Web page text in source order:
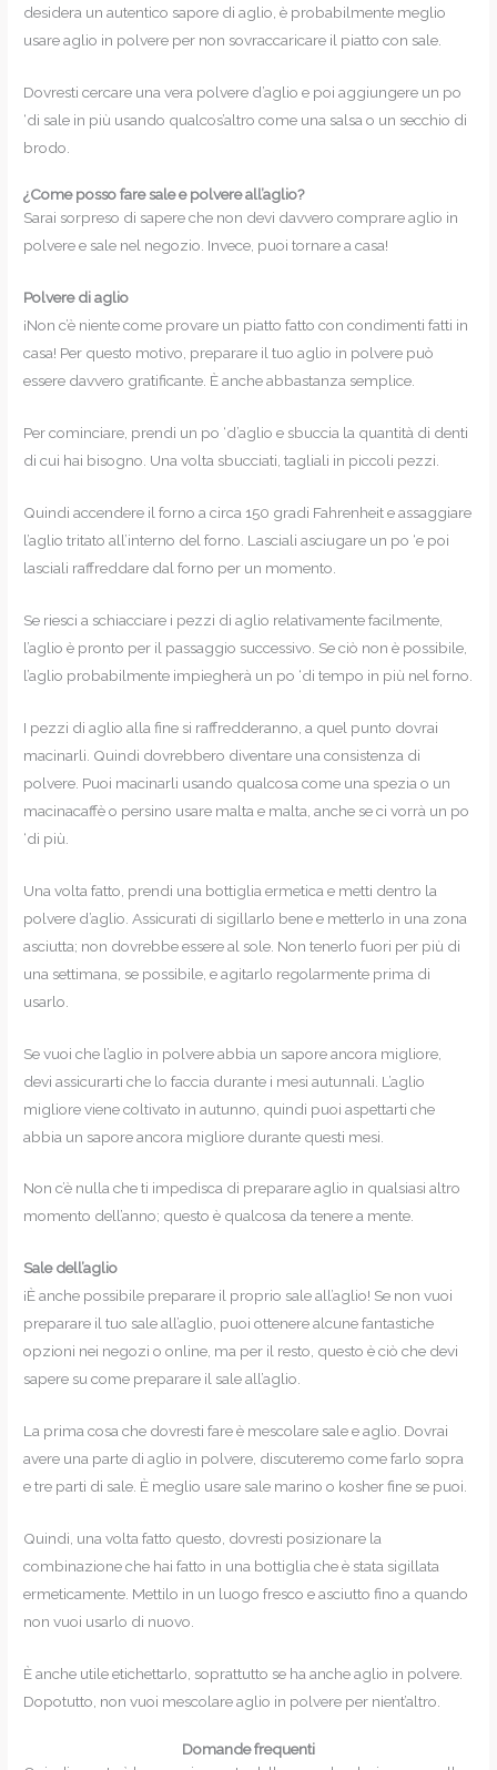
desidera un autentico sapore di aglio, è probabilmente meglio
usare aglio in polvere per non sovraccaricare il piatto con sale.
Dovresti cercare una vera polvere d’aglio e poi aggiungere un po
‘di sale in più usando qualcos’altro come una salsa o un secchio di
brodo.
¿Come posso fare sale e polvere all’aglio?
Sarai sorpreso di sapere che non devi davvero comprare aglio in
polvere e sale nel negozio. Invece, puoi tornare a casa!
Polvere di aglio
¡Non c’è niente come provare un piatto fatto con condimenti fatti in
casa! Per questo motivo, preparare il tuo aglio in polvere può
essere davvero gratificante. È anche abbastanza semplice.
Per cominciare, prendi un po ‘d’aglio e sbuccia la quantità di denti
di cui hai bisogno. Una volta sbucciati, tagliali in piccoli pezzi.
Quindi accendere il forno a circa 150 gradi Fahrenheit e assaggiare
l’aglio tritato all’interno del forno. Lasciali asciugare un po ‘e poi
lasciali raffreddare dal forno per un momento.
Se riesci a schiacciare i pezzi di aglio relativamente facilmente,
l’aglio è pronto per il passaggio successivo. Se ciò non è possibile,
l’aglio probabilmente impiegherà un po ‘di tempo in più nel forno.
I pezzi di aglio alla fine si raffredderanno, a quel punto dovrai
macinarli. Quindi dovrebbero diventare una consistenza di
polvere. Puoi macinarli usando qualcosa come una spezia o un
macinacaffè o persino usare malta e malta, anche se ci vorrà un po
‘di più.
Una volta fatto, prendi una bottiglia ermetica e metti dentro la
polvere d’aglio. Assicurati di sigillarlo bene e metterlo in una zona
asciutta; non dovrebbe essere al sole. Non tenerlo fuori per più di
una settimana, se possibile, e agitarlo regolarmente prima di
usarlo.
Se vuoi che l’aglio in polvere abbia un sapore ancora migliore,
devi assicurarti che lo faccia durante i mesi autunnali. L’aglio
migliore viene coltivato in autunno, quindi puoi aspettarti che
abbia un sapore ancora migliore durante questi mesi.
Non c’è nulla che ti impedisca di preparare aglio in qualsiasi altro
momento dell’anno; questo è qualcosa da tenere a mente.
Sale dell’aglio
¡È anche possibile preparare il proprio sale all’aglio! Se non vuoi
preparare il tuo sale all’aglio, puoi ottenere alcune fantastiche
opzioni nei negozi o online, ma per il resto, questo è ciò che devi
sapere su come preparare il sale all’aglio.
La prima cosa che dovresti fare è mescolare sale e aglio. Dovrai
avere una parte di aglio in polvere, discuteremo come farlo sopra
e tre parti di sale. È meglio usare sale marino o kosher fine se puoi.
Quindi, una volta fatto questo, dovresti posizionare la
combinazione che hai fatto in una bottiglia che è stata sigillata
ermeticamente. Mettilo in un luogo fresco e asciutto fino a quando
non vuoi usarlo di nuovo.
È anche utile etichettarlo, soprattutto se ha anche aglio in polvere.
Dopotutto, non vuoi mescolare aglio in polvere per nient’altro.
Domande frequenti